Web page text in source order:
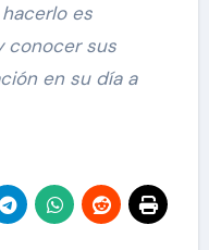
es
conocer sus
en su día a